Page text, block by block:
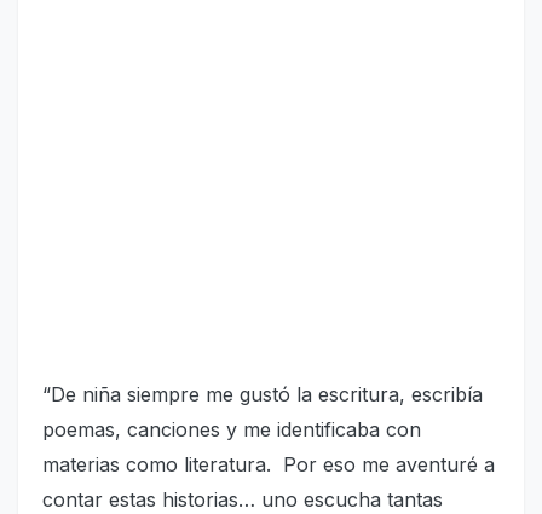
“De niña siempre me gustó la escritura, escribía
poemas, canciones y me identificaba con
materias como literatura. Por eso me aventuré a
contar estas historias… uno escucha tantas